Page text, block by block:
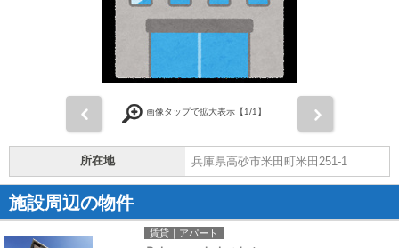
画像タップで拡大表示【1/1】
所在地 兵庫県高砂市米田町米田251-1
施設周辺の物件
賃貸｜アパート